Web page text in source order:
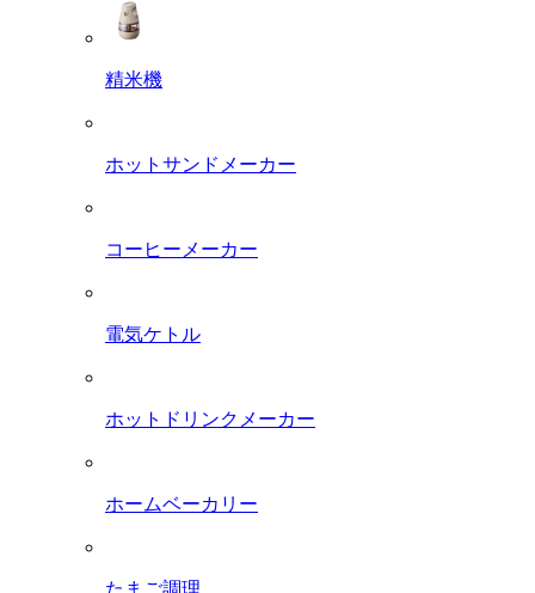
精米機
ホットサンドメーカー
コーヒーメーカー
電気ケトル
ホットドリンクメーカー
ホームベーカリー
たまご調理